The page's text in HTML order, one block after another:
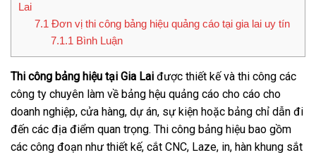
Lai
7.1 Đơn vị thi công bảng hiệu quảng cáo tại gia lai uy tín
7.1.1 Bình Luận
Thi công bảng hiệu tại Gia Lai được thiết kế và thi công các
công ty chuyên làm về bảng hệu quảng cáo cho cáo cho
doanh nghiệp, cửa hàng, dự án, sự kiện hoặc bảng chỉ dẫn đi
đến các địa điểm quan trọng. Thi công bảng hiệu bao gồm
các công đoạn như thiết kế, cắt CNC, Laze, in, hàn khung sắt